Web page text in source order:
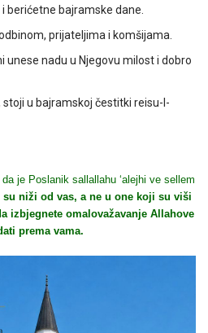
berićetne bajramske dane.
prijateljima i komšijama.
unese nadu u Njegovu milost i dobro
u bajramskoj čestitki reisu-l-
je Poslanik sallallahu ‘alejhi ve sellem
su niži od vas, a ne u one koji su viši
izbjegnete omalovažavanje Allahove
prema vama.